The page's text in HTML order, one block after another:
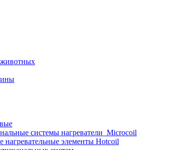
системы нагреватели_Microcoil
нагревательные элементы Hotcoil